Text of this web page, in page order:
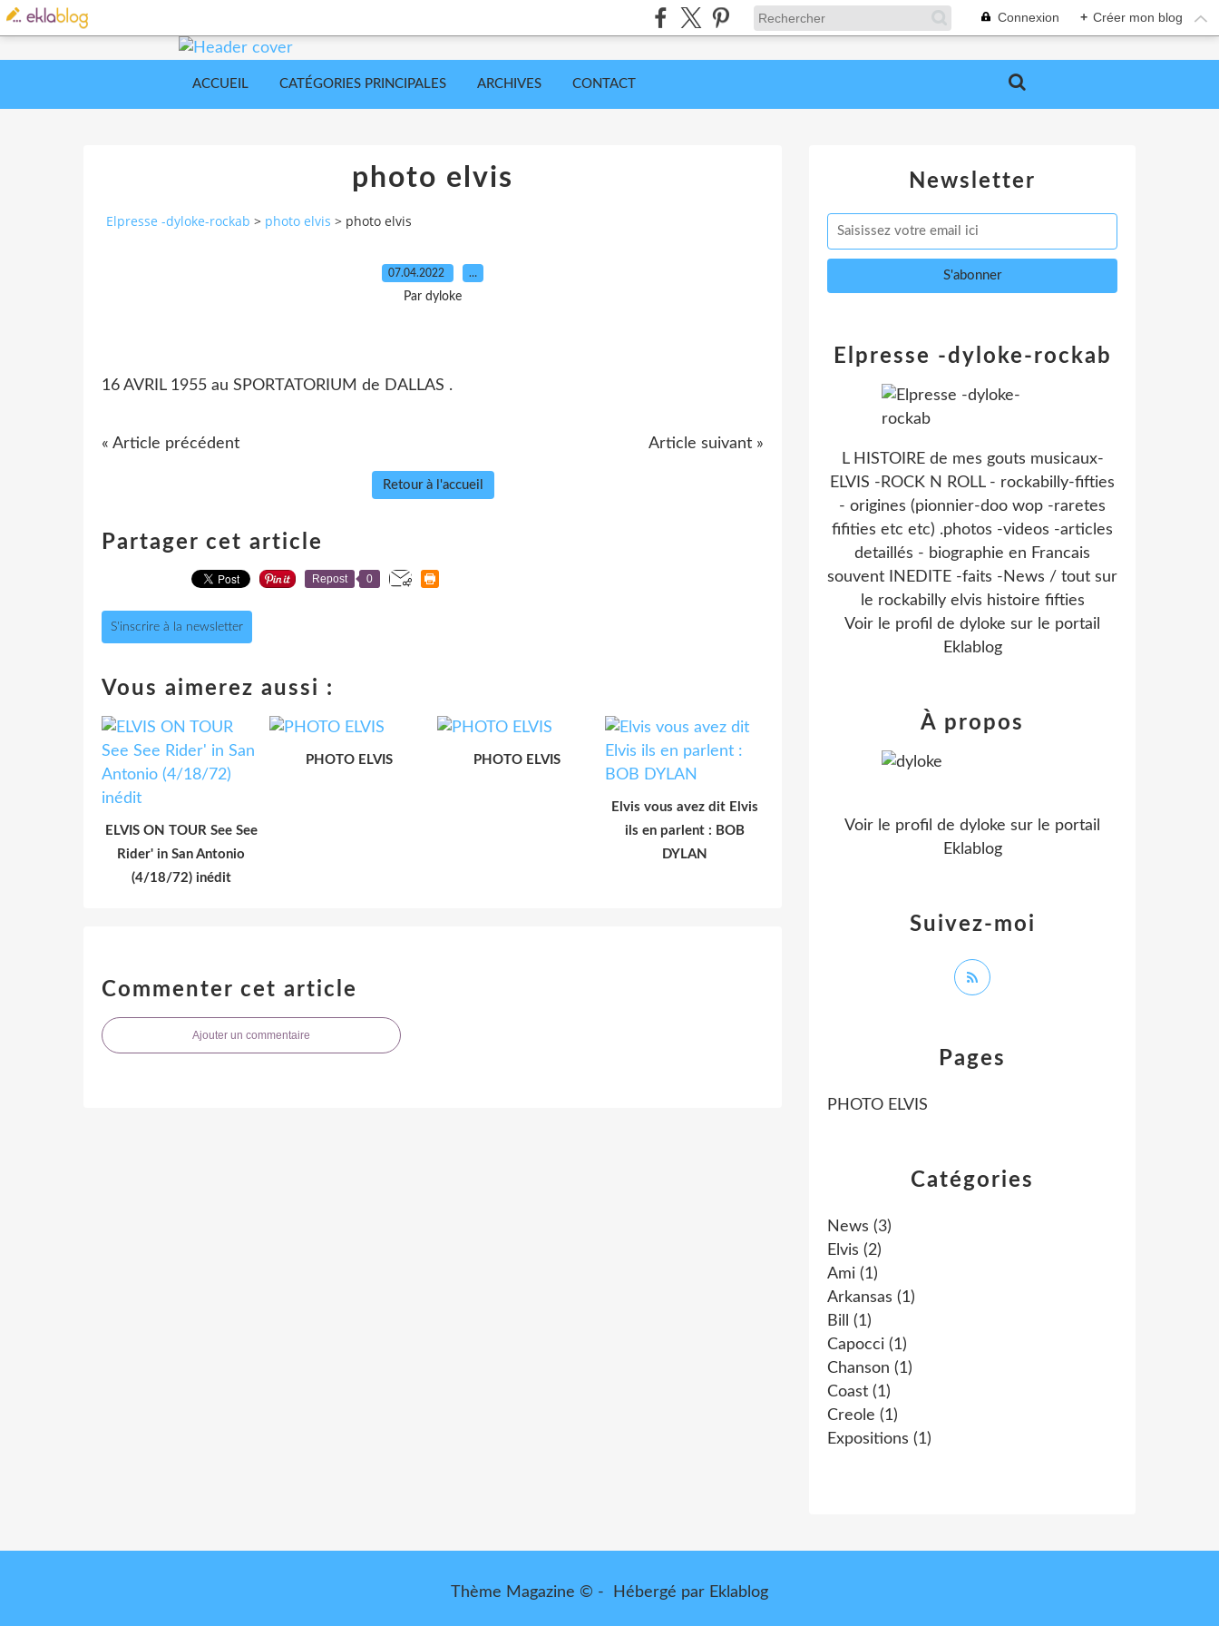
Connexion + Créer mon blog
ACCUEIL CATÉGORIES PRINCIPALES ARCHIVES CONTACT
photo elvis
Elpresse -dyloke-rockab > photo elvis > photo elvis
07.04.2022 …
Par dyloke
16 AVRIL 1955 au SPORTATORIUM de DALLAS .
« Article précédent Article suivant »
Retour à l'accueil
Partager cet article
Repost 0
S'inscrire à la newsletter
Vous aimerez aussi :
ELVIS ON TOUR See See
Rider' in San Antonio
(4/18/72) inédit
PHOTO ELVIS PHOTO ELVIS
Elvis vous avez dit Elvis
ils en parlent : BOB
DYLAN
Commenter cet article
Ajouter un commentaire
Newsletter
Catégories
News (3)
Elvis (2)
Ami (1)
Arkansas (1)
Bill
(1)
Capocci (1)
Chanson (1)
Coast (1)
Creole (1)
Expositions (1)
Pages
PHOTO ELVIS
Elpresse -dyloke-rockab
L HISTOIRE de mes gouts musicaux-
ELVIS -ROCK N ROLL - rockabilly-fifties
- origines (pionnier-doo wop -raretes
fifities etc etc) .photos -videos -articles
detaillés - biographie en Francais
souvent INEDITE -faits -News / tout sur
le rockabilly elvis histoire fifties
Voir le profil de dyloke sur le portail
Eklablog
Suivez-moi
À propos
Voir le profil de dyloke sur le portail
Eklablog
Thème Magazine © - Hébergé par Eklablog